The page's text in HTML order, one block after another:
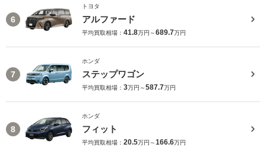
6
トヨタ
アルファード
平均買取相場： 41.8万円～689.7万円
7
ホンダ
ステップワゴン
平均買取相場： 3万円～587.7万円
8
ホンダ
フィット
平均買取相場： 20.5万円～166.6万円